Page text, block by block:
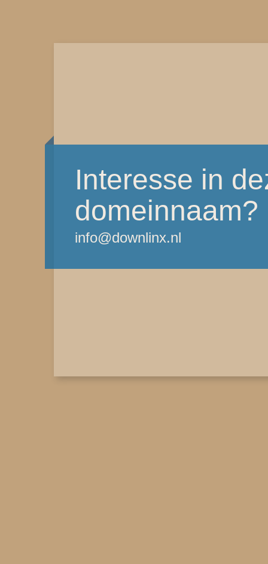
Interesse in
domeinnaam?
info@downlinx.nl